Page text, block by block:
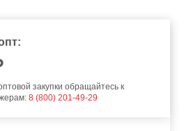
закупки обращайтесь к
8 (800) 201-49-29